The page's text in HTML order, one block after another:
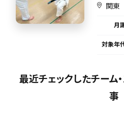
関東
月
対象年
最近チェックしたチーム
事